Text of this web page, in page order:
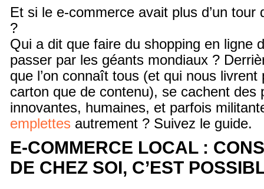
Et si le e-commerce avait plus d’un tour
?
Qui a dit que faire du shopping en ligne
passer par les géants mondiaux ?
que l’on connaît tous (et qui nous livrent
carton que de contenu), se cachent des
innovantes, humaines, et parfois
emplettes autrement ? Suivez le guide.
E-COMMERCE LOCAL :
DE CHEZ SOI, C’EST